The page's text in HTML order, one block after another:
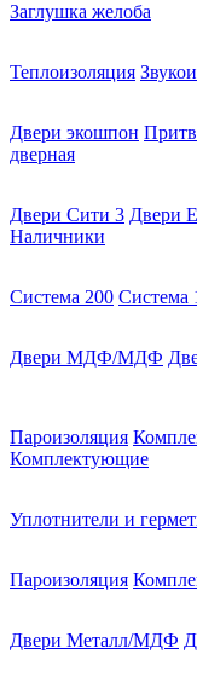
Заглушка желоба
Теплоизоляция
Двери экошпон
дверная
Двери Сити 3 Двери
Наличники
Система 200 Система
Двери МДФ/МДФ
Пароизоляция
Комплектующие
Уплотнители и
Пароизоляция
Двери Металл/МДФ